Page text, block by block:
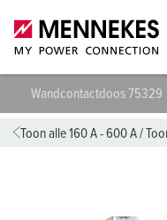
Wandcontactdoos 75329
Toon alle 160 A - 600 A/